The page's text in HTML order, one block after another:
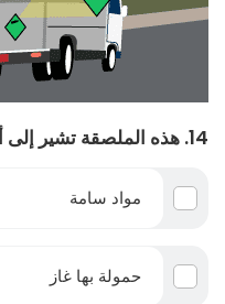
14. هذه الملصقة تشير إلى أن هذه العربة تحمل :
مواد سامة
حمولة بها غاز